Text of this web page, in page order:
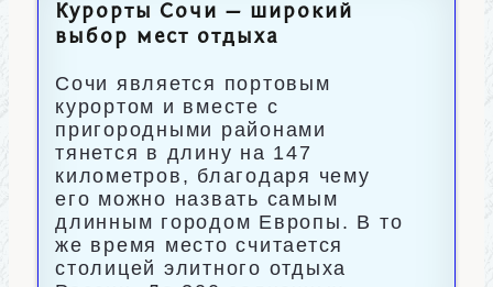
Курорты Сочи — широкий
выбор мест отдыха
Сочи является портовым
курортом и вместе с
пригородными районами
тянется в длину на 147
километров, благодаря чему
его можно назвать самым
длинным городом Европы. В то
же время место считается
столицей элитного отдыха